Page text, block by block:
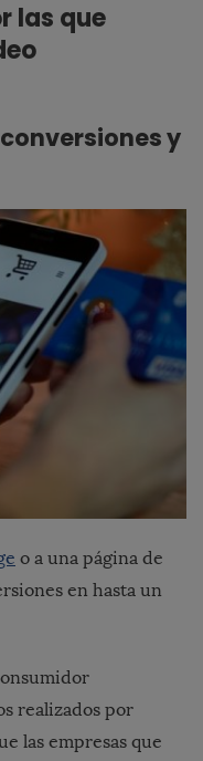
las que
y
o a una página de
en hasta un
realizados por
las empresas que